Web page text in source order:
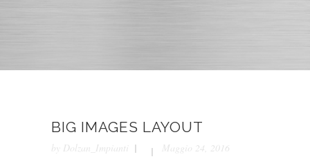
BIG IMAGES LAYOUT
by Dolzan_Impianti Maggio 24, 2016